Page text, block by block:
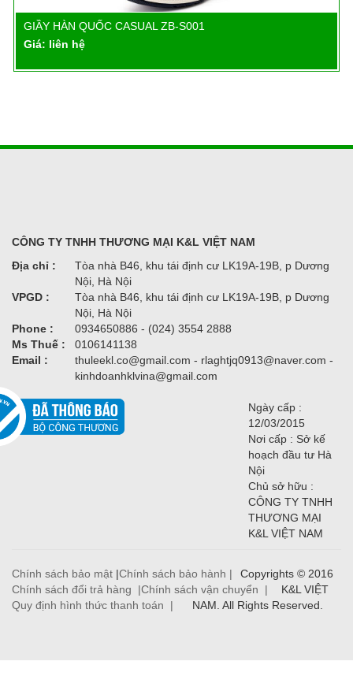
Chi tiết
GIẦY HÀN QUỐC CASUAL ZB-S001
Giá: liên hệ
CÔNG TY TNHH THƯƠNG MẠI K&L VIỆT NAM
Địa chỉ :
Tòa nhà B46, khu tái định cư LK19A-19B, p Dương
Nội, Hà Nội
VPGD :
Tòa nhà B46, khu tái định cư LK19A-19B, p Dương
Nội, Hà Nội
Phone :
0934650886 - (024) 3554 2888
Ms Thuế :
0106141138
Email :
thuleekl.co@gmail.com - rlaghtjq0913@naver.com -
kinhdoanhklvina@gmail.com
Ngày cấp :
12/03/2015
Nơi cấp : Sở kế
hoạch đầu tư Hà
Nội
Chủ sở hữu :
CÔNG TY TNHH
THƯƠNG MẠI
K&L VIỆT NAM
Chính sách bảo mật |Chính sách bảo hành |
Chính sách đổi trả hàng |Chính sách vận chuyển |
Quy định hình thức thanh toán |
Copyrights © 2016
K&L VIỆT
NAM. All Rights Reserved.